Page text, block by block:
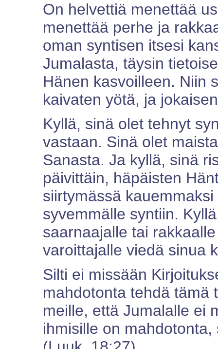
On helvettiä menettää
menettää perhe ja
oman syntisen itsesi
Jumalasta, täysin
Hänen kasvoilleen. Niin
kaivaten yötä, ja
Kyllä, sinä olet tehnyt
vastaan. Sinä olet
Sanasta. Ja kyllä, sinä
päivittäin, häpäisten
siirtymässä
syvemmälle syntiin.
saarnaajalle tai
varoittajalle viedä sinua
Silti ei missään
mahdotonta tehdä tämä
meille, että Jumalalle ei
ihmisille on